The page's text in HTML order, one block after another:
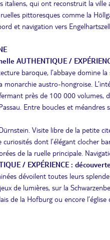
italiens, qui ont reconstruit la
pittoresques comme la
et navigation vers
AUTHENTIQUE /
baroque, l’abbaye domine
austro-hongroise.
près de 100 000 volumes,
Entre boucles et méandres
Visite libre de la petite
dont l’élégant clocher
de la ruelle principale.
/ EXPÉRIENCE :
dévoilent toutes leurs
de lumières, sur la
de la Hofburg ou encore